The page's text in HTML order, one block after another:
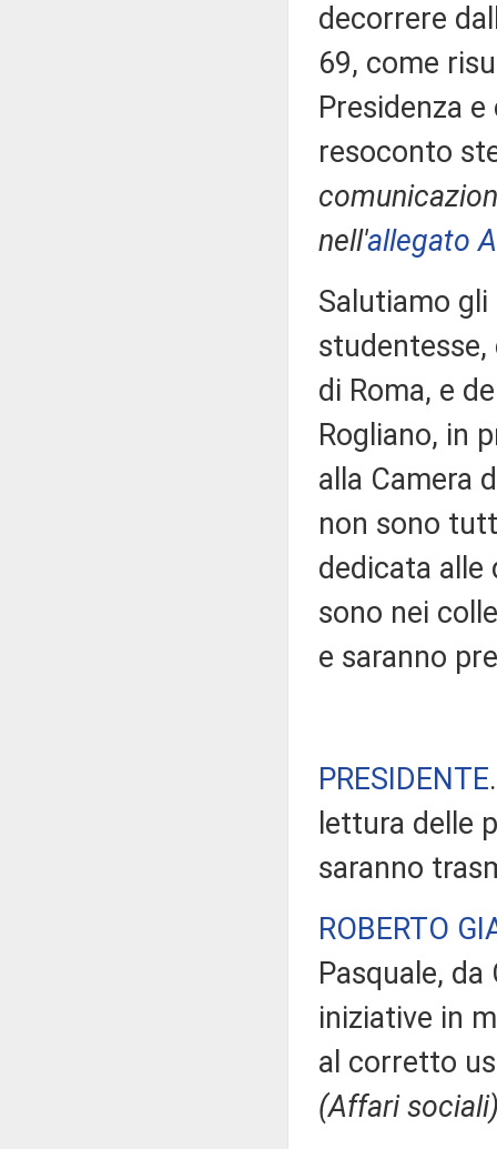
decorrere
69, come
Presidenza
resoconto
nell'allegato A
Salutiamo gli
studentesse,
di Roma, e
Rogliano, in
alla Camera
non sono
dedicata alle
sono nei
e saranno
PRESIDENTE
lettura delle
saranno
ROBERTO
Pasquale,
iniziative in
al corretto
(Affari